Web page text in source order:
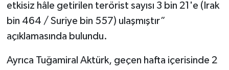
etkisiz hâle getirilen terörist sayısı 3 bin 21'e (Irak
bin 464 / Suriye bin 557) ulaşmıştır”
açıklamasında bulundu.
Ayrıca Tuğamiral Aktürk, geçen hafta içerisinde 2